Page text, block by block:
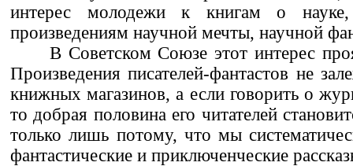
интерес молодежи к книгам о
произведениям научной мечты, научной
В Советском Союзе этот интерес
Произведения писателей-фантастов не
книжных магазинов, а если говорить о
то добрая половина его читателей
только лишь потому, что мы
фантастические и приключенческие